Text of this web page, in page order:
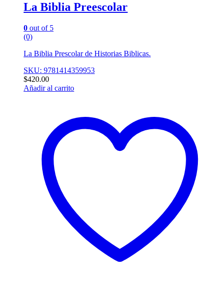
La Biblia Preescolar
0 out of 5
(0)
La Biblia Prescolar de Historias Biblicas.
SKU: 9781414359953
$420.00
Añadir al carrito